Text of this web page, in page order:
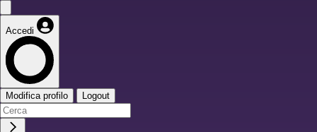
Accedi
Modifica profilo Logout